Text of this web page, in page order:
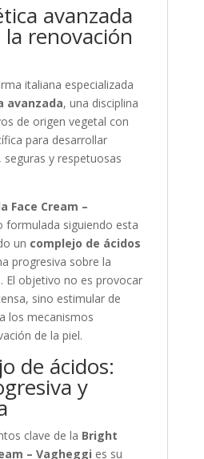
avanzada
la renovación
italiana especializada
avanzada, una disciplina
de origen vegetal con
para desarrollar
y respetuosas
Face Cream –
formulada siguiendo esta
un complejo de ácidos
progresiva sobre la
El objetivo no es provocar
sino estimular de
los mecanismos
de la piel.
de ácidos:
y
clave de la Bright
– Vagheggi es su